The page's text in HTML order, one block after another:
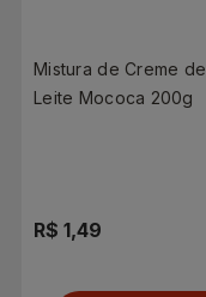
Mistura de Creme de
Leite Mococa 200g
R$ 1,49